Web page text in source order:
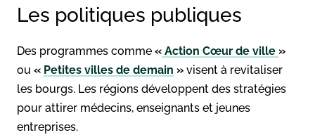
Les politiques publiques
Des programmes comme « Action Cœur de ville »
ou « Petites villes de demain » visent à revitaliser
les bourgs. Les régions développent des stratégies
pour attirer médecins, enseignants et jeunes
entreprises.